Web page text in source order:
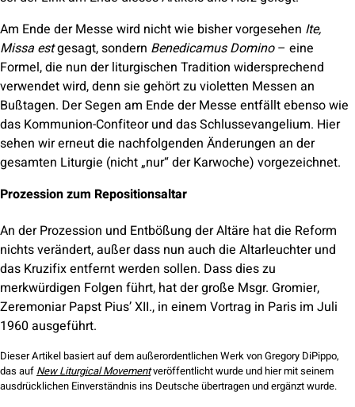
Am Ende der Messe wird nicht wie bisher vorgesehen Ite,
Missa estgesagt, sondern Benedicamus Domino– eine
Formel, die nun der liturgischen Tradition widersprechend
verwendet wird, denn sie gehört zu violetten Messen an
Bußtagen. Der Segen am Ende der Messe entfällt ebenso wie
das Kommunion-Confiteor und das Schlussevangelium. Hier
sehen wir erneut die nachfolgenden Änderungen an der
gesamten Liturgie (nicht „nur“ der Karwoche) vorgezeichnet.
Prozession zum Repositionsaltar
An der Prozession und Entbößung der Altäre hat die Reform
nichts verändert, außer dass nun auch die Altarleuchter und
das Kruzifix entfernt werden sollen. Dass dies zu
merkwürdigen Folgen führt, hat der große Msgr. Gromier,
Zeremoniar Papst Pius’ XII., in einem Vortrag in Paris im Juli
1960 ausgeführt.
Dieser Artikel basiert auf dem außerordentlichen Werk von Gregory DiPippo,
das auf New Liturgical Movementveröffentlicht wurde und hier mit seinem
ausdrücklichen Einverständnis ins Deutsche übertragen und ergänzt wurde.